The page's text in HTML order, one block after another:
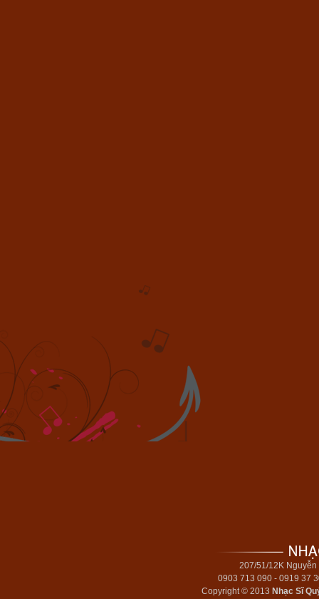
207/51/12K Nguyễn
0903 713 090 - 0919 37
Copyright © 2013 Nhạc Sĩ